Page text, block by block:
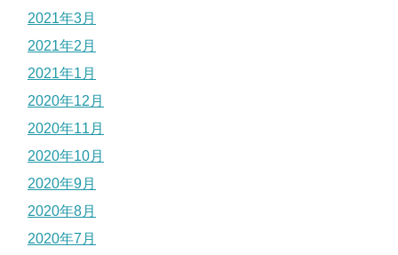
2021年3月
2021年2月
2021年1月
2020年12月
2020年11月
2020年10月
2020年9月
2020年8月
2020年7月